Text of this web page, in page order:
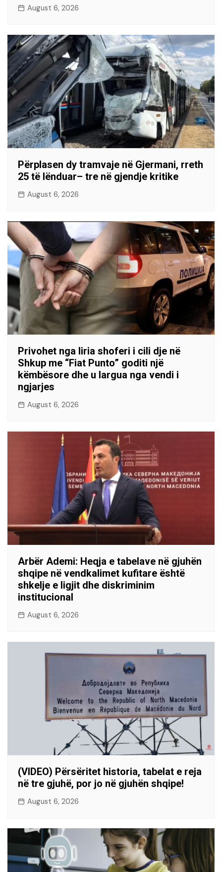
August 6, 2026
Përplasen dy tramvaje në Gjermani, rreth
25 të lënduar– tre në gjendje kritike
August 6, 2026
Privohet nga liria shoferi i cili dje në
Shkup me “Fiat Punto” goditi një
këmbësore dhe u largua nga vendi i
ngjarjes
August 6, 2026
Arbër Ademi: Heqja e tabelave në gjuhën
shqipe në vendkalimet kufitare është
shkelje e ligjit dhe diskriminim
institucional
August 6, 2026
(VIDEO) Përsëritet historia, tabelat e reja
në tre gjuhë, por jo në gjuhën shqipe!
August 6, 2026